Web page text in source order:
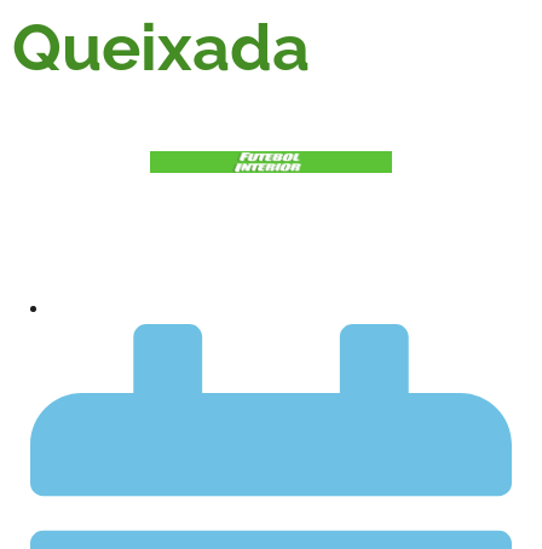
Queixada